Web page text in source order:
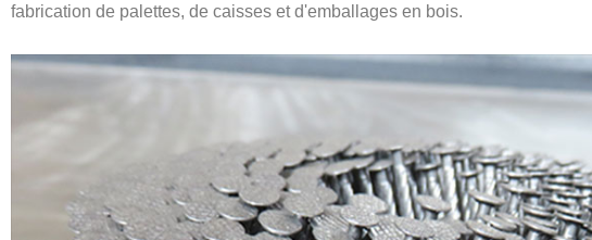
fabrication de palettes, de caisses et d'emballages en bois.